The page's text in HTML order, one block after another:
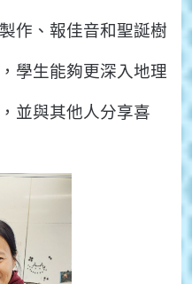
作、報佳音和聖誕樹
學生能夠更深入地理
並與其他人分享喜